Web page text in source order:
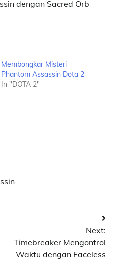
dengan Sacred Orb
Membongkar Misteri
Phantom Assassin Dota 2
In "DOTA 2"
Next:
Timebreaker Mengontrol
Waktu dengan Faceless